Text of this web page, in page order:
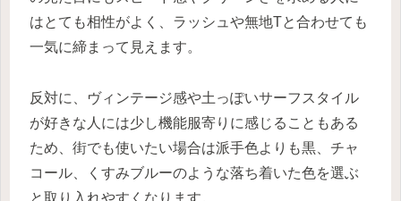
はとても相性がよく、ラッシュや無地Tと合わせても
一気に締まって見えます。
反対に、ヴィンテージ感や土っぽいサーフスタイル
が好きな人には少し機能服寄りに感じることもある
ため、街でも使いたい場合は派手色よりも黒、チャ
コール、くすみブルーのような落ち着いた色を選ぶ